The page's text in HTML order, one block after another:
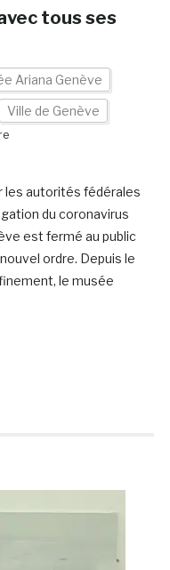
tous ses
Ariana Genève
Ville de Genève
les autorités fédérales
du coronavirus
est fermé au public
ordre. Depuis le
le musée